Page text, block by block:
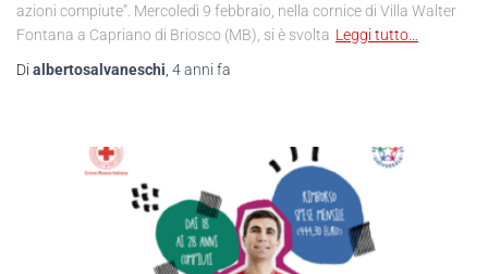
azioni compiute”. Mercoledì 9 febbraio, nella cornice di Villa Walter
Fontana a Capriano di Briosco (MB), si è svolta Leggi tutto…
Di albertosalvaneschi 4 anni fa